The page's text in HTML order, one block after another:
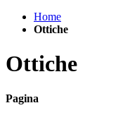
Home
Ottiche
Ottiche
Pagina